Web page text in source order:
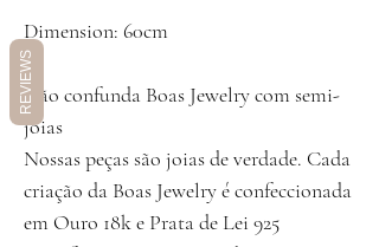
Dimension: 60cm
Não confunda Boas Jewelry com semi-
joias
Nossas peças são joias de verdade. Cada
criação da Boas Jewelry é confeccionada
em Ouro 18k e Prata de Lei 925
REVIEWS